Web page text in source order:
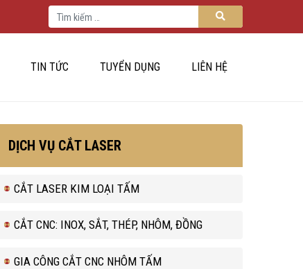
Tìm kiếm cho:
TIN TỨC TUYỂN DỤNG LIÊN HỆ
DỊCH VỤ CẮT LASER
CẮT LASER KIM LOẠI TẤM
CẮT CNC: INOX, SẮT, THÉP, NHÔM, ĐỒNG
GIA CÔNG CẮT CNC NHÔM TẤM